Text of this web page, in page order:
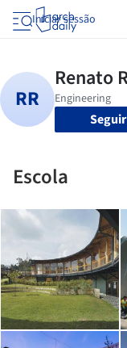
Iniciar sessão
Seguir
Escola